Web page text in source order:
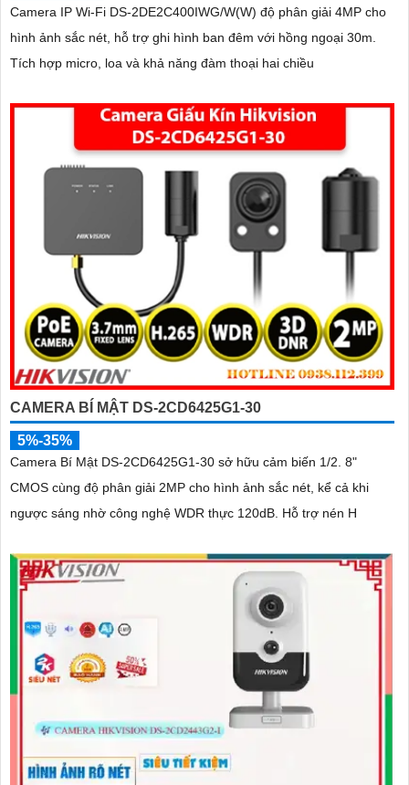
Camera IP Wi-Fi DS-2DE2C400IWG/W(W) độ phân giải 4MP cho
hình ảnh sắc nét, hỗ trợ ghi hình ban đêm với hồng ngoại 30m.
Tích hợp micro, loa và khả năng đàm thoại hai chiều
CAMERA BÍ MẬT DS-2CD6425G1-30
5%-35%
Camera Bí Mật DS-2CD6425G1-30 sở hữu cảm biến 1/2. 8"
CMOS cùng độ phân giải 2MP cho hình ảnh sắc nét, kể cả khi
ngược sáng nhờ công nghệ WDR thực 120dB. Hỗ trợ nén H